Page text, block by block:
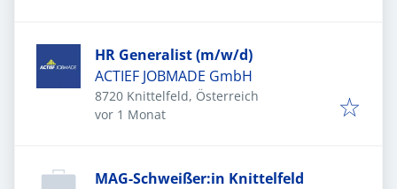
HR Generalist (m/w/d)
ACTIEF JOBMADE GmbH
8720 Knittelfeld, Österreich
Veröffentlicht
vor 1 Monat
MAG-Schweißer:in Knittelfeld